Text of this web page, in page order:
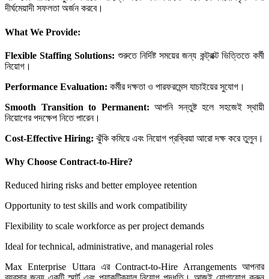
দীর্ঘমেয়াদী সফলতা অর্জন করবে।
What We Provide:
Flexible Staffing Solutions: শুরুতে নির্দিষ্ট সময়ের জন্য কন্ট্রাক্ট ভিত্তিতে কর্মী
নিয়োগ।
Performance Evaluation: কর্মীর দক্ষতা ও পারফরমেন্স যাচাইয়ের সুযোগ।
Smooth Transition to Permanent: আপনি সন্তুষ্ট হলে সহজেই স্থায়ী
নিয়োগের পদক্ষেপ নিতে পারেন।
Cost-Effective Hiring: ঝুঁকি কমিয়ে এবং নিয়োগ প্রক্রিয়া আরো দক্ষ করে তুলুন।
Why Choose Contract-to-Hire?
Reduced hiring risks and better employee retention
Opportunity to test skills and work compatibility
Flexibility to scale workforce as per project demands
Ideal for technical, administrative, and managerial roles
Max Enterprise Uttara এর Contract-to-Hire Arrangements আপনার